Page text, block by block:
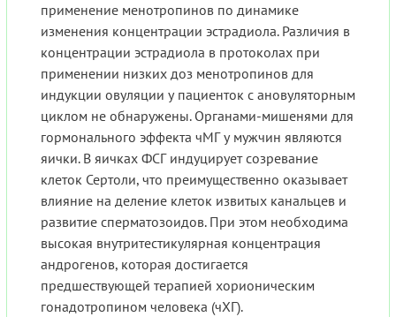
применение менотропинов по динамике
изменения концентрации эстрадиола. Различия в
концентрации эстрадиола в протоколах при
применении низких доз менотропинов для
индукции овуляции у пациенток с ановуляторным
циклом не обнаружены. Органами-мишенями для
гормонального эффекта чМГ у мужчин являются
яички. В яичках ФСГ индуцирует созревание
клеток Сертоли, что преимущественно оказывает
влияние на деление клеток извитых канальцев и
развитие сперматозоидов. При этом необходима
высокая внутритестикулярная концентрация
андрогенов, которая достигается
предшествующей терапией хорионическим
гонадотропином человека (чХГ).